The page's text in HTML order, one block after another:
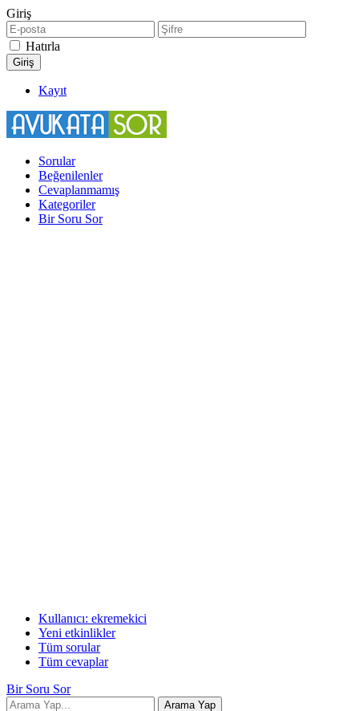
Giriş
Hatırla
Kayıt
Sorular
Beğenilenler
Cevaplanmamış
Kategoriler
Bir Soru Sor
Kullanıcı: ekremekici
Yeni etkinlikler
Tüm sorular
Tüm cevaplar
Bir Soru Sor